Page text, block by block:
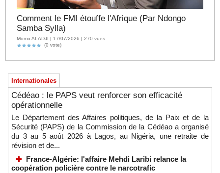
Comment le FMI étouffe l'Afrique (Par Ndongo
Samba Sylla)
Momo ALADJI | 17/07/2026 | 270 vues
(0 vote)
Internationales
Cédéao : le PAPS veut renforcer son efficacité
opérationnelle
Le Département des Affaires politiques, de la Paix et de la
Sécurité (PAPS) de la Commission de la Cédéao a organisé
du 3 au 5 août 2026 à Lagos, au Nigéria, une retraite de
révision et de...
France-Algérie: l'affaire Mehdi Laribi relance la
coopération policière contre le narcotrafic